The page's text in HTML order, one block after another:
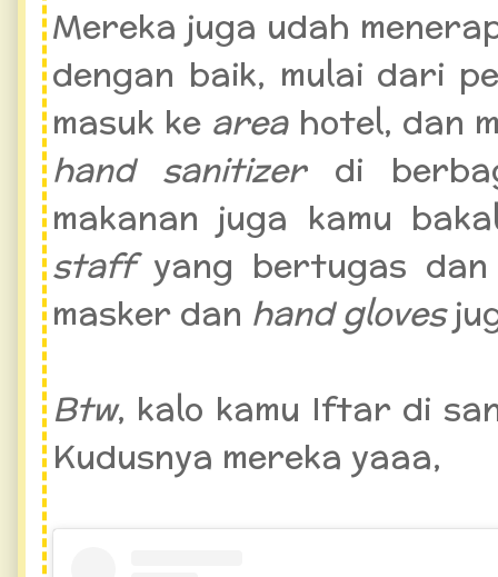
Mereka juga udah
dengan baik, mulai dari
masuk ke area hotel, dan
hand sanitizerdi
makanan juga kamu
staff yang bertugas
masker dan hand gloves
Btw, kalo kamu Iftar di
Kudusnya mereka yaaa,